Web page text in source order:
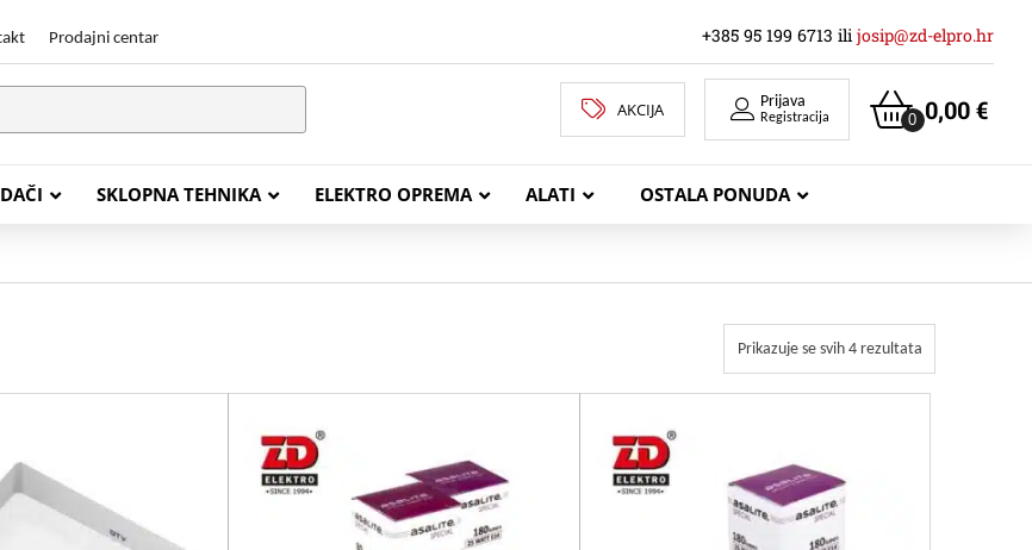
Prodajni centar +385 95 199 6713 ili josip@zd-elpro.hr
AKCIJA Prijava
Registracija 0,00€
0
SKLOPNA TEHNIKA ELEKTRO OPREMA ALATI OSTALA PONUDA
F)
NHXH FE180/E90
PP00 Podzemni Kabel
MREŽNI LAN KABELI
KOAKSIJALNI KABELI
TELEKOMUNIKACIJSKI KABELI
ZVUČNIČKI KABEL
Prikazuje se svih 4 rezultata